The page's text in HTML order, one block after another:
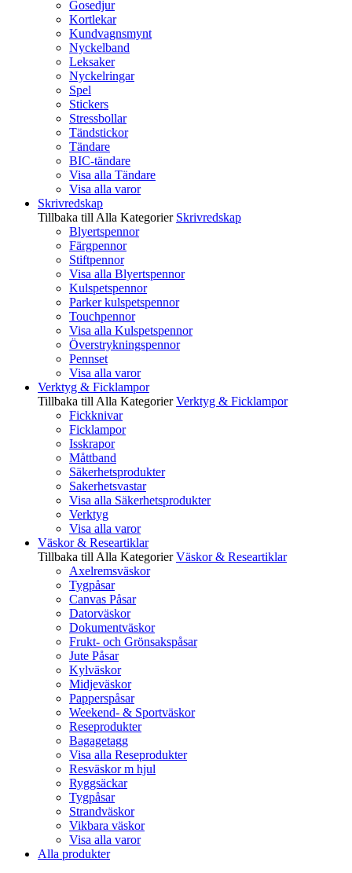
Gosedjur
Kortlekar
Kundvagnsmynt
Nyckelband
Leksaker
Nyckelringar
Spel
Stickers
Stressbollar
Tändstickor
Tändare
BIC-tändare
Visa alla Tändare
Visa alla varor
Skrivredskap
Tillbaka till Alla Kategorier Skrivredskap
Blyertspennor
Färgpennor
Stiftpennor
Visa alla Blyertspennor
Kulspetspennor
Parker kulspetspennor
Touchpennor
Visa alla Kulspetspennor
Överstrykningspennor
Pennset
Visa alla varor
Verktyg & Ficklampor
Tillbaka till Alla Kategorier Verktyg & Ficklampor
Fickknivar
Ficklampor
Isskrapor
Måttband
Säkerhetsprodukter
Sakerhetsvastar
Visa alla Säkerhetsprodukter
Verktyg
Visa alla varor
Väskor & Researtiklar
Tillbaka till Alla Kategorier Väskor & Researtiklar
Axelremsväskor
Tygpåsar
Canvas Påsar
Datorväskor
Dokumentväskor
Frukt- och Grönsakspåsar
Jute Påsar
Kylväskor
Midjeväskor
Papperspåsar
Weekend- & Sportväskor
Reseprodukter
Bagagetagg
Visa alla Reseprodukter
Resväskor m hjul
Ryggsäckar
Tygpåsar
Strandväskor
Vikbara väskor
Visa alla varor
Alla produkter